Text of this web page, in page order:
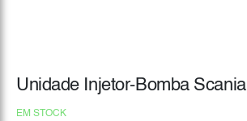
Unidade Injetor-Bomba Scania
EM STOCK